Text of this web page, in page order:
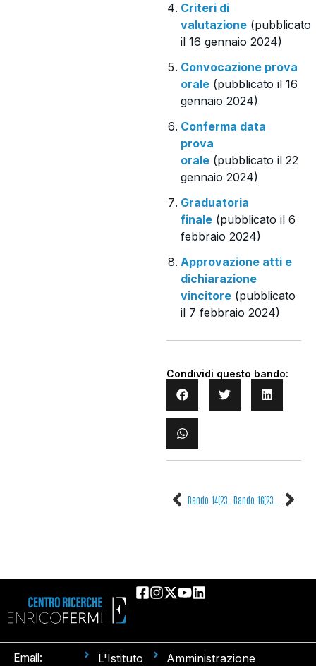
Criteri di
valutazione (pubblicato
il 16 gennaio 2024)
Convocazione prova
orale (pubblicato il 16
gennaio 2024)
Conferma data
prova
orale (pubblicato il 22
gennaio 2024)
Graduatoria
finale (pubblicato il 6
febbraio 2024)
Approvazione atti e
dichiarazione
vincitore (pubblicato
il 7 febbraio 2024)
Condividi questo bando:
Email:
L'Istituto
Amministrazione